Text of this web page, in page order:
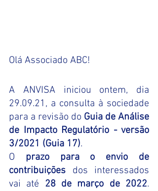
Olá Associado ABC!
A ANVISA iniciou ontem, dia
29.09.21, a consulta à sociedade
para a revisão do Guia de Análise
de Impacto Regulatório - versão
3/2021 (Guia 17).
O prazo para o envio de
contribuições dos interessados
vai até 28 de março de 2022.